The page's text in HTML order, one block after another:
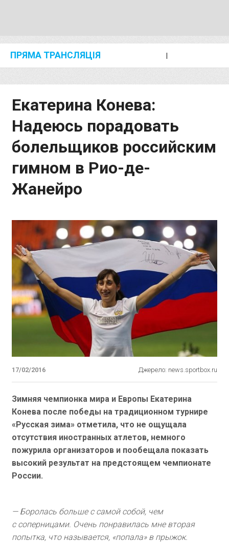
ПРЯМА ТРАНСЛЯЦІЯ I
Екатерина Конева:
Надеюсь порадовать
болельщиков российским
гимном в Рио-де-
Жанейро
17/02/2016 Джерело: news.sportbox.ru
Зимняя чемпионка мира и Европы Екатерина
Конева после победы на традиционном турнире
«Русская зима» отметила, что не ощущала
отсутствия иностранных атлетов, немного
пожурила организаторов и пообещала показать
высокий результат на предстоящем чемпионате
России.
— Боролась больше с самой собой, чем
с соперницами. Очень понравилась мне вторая
попытка, что называется, «попала» в прыжок.